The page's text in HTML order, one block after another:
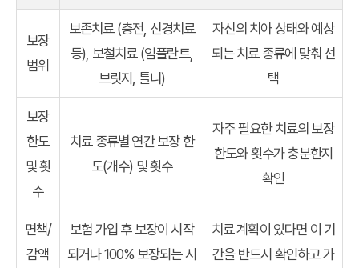
보장
범위
보존치료 (충전, 신경치료
등), 보철치료 (임플란트,
브릿지, 틀니)
자신의 치아 상태와 예상
되는 치료 종류에 맞춰 선
택
보장
한도
및 횟
수
치료 종류별 연간 보장 한
도(개수) 및 횟수
자주 필요한 치료의 보장
한도와 횟수가 충분한지
확인
면책/
감액
보험 가입 후 보장이 시작
되거나 100% 보장되는 시
치료 계획이 있다면 이 기
간을 반드시 확인하고 가